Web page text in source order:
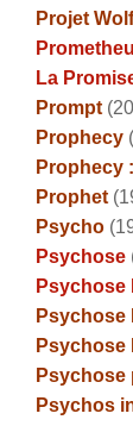
Projet
La
Prompt
Prophecy
Prophecy
Prophet
Psycho
Psychose
Psychose II
Psychose
Psychose
Psychose
Psychos